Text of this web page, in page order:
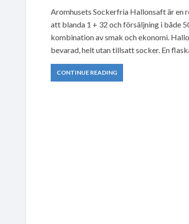
Aromhusets Sockerfria Hallonsaft är en
att blanda 1 + 32 och försäljning i både
kombination av smak och ekonomi.
bevarad, helt utan tillsatt socker. En
CONTINUE READING